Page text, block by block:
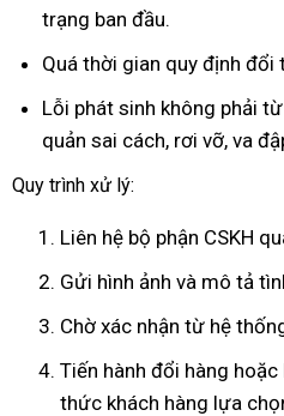
trạng ban đầu.
Quá thời gian quy định đổi
Lỗi phát sinh không phải
quản sai cách, rơi vỡ, va
Quy trình xử lý:
Liên hệ bộ phận CSKH
Gửi hình ảnh và mô tả
Chờ xác nhận từ hệ
Tiến hành đổi hàng
thức khách hàng lựa